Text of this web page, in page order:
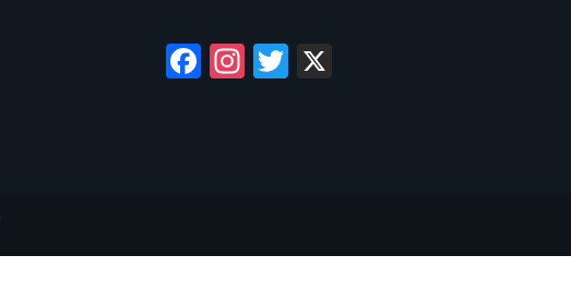
Facebook
Instagram
Twitter